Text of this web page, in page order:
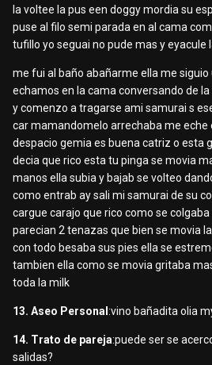
la voltee la pus een doggy mordia su
puse al filo semi parada en al cama
tufillo yo seguai no pude mas y eyacule
me fui al baño abañarme ella me siguio
echamos en la cama conversando de
y comenzo a tragarse ami samurai s
car mamandomelo arrechaba me eche
despacio gemia es buena catriz o esta
decia que rico esta tu pinga se movia
manos ella subia y bajab se volteo
como entrab ay sali mi samurai de su
cargue carajo que rico como se
parecian 2 tenazas que bien se movia
con todo besaba sus pies ella se
tambien ella como se movia gritaba
toda la milk
13. Aseo Personal :vino bañadita olia
14. Trato de pareja:puede ser se
salidas?